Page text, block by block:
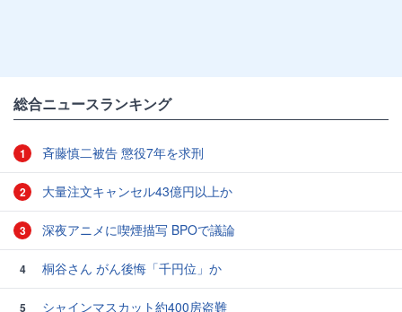
総合ニュースランキング
1 斉藤慎二被告 懲役7年を求刑
2 大量注文キャンセル43億円以上か
3 深夜アニメに喫煙描写 BPOで議論
4 桐谷さん がん後悔「千円位」か
5
シャインマスカット約400房盗難